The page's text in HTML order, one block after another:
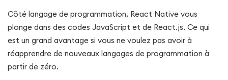
Côté langage de programmation, React Native vous
plonge dans des codes JavaScript et de React.js. Ce qui
est un grand avantage si vous ne voulez pas avoir à
réapprendre de nouveaux langages de programmation à
partir de zéro.